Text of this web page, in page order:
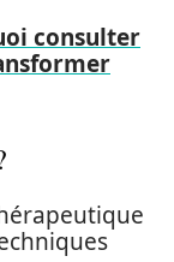
consulter